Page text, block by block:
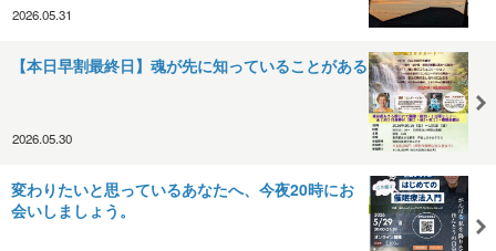
2026.05.31
【本日早割最終日】魂が先に知っていることがある
2026.05.30
変わりたいと思っているあなたへ、今夜20時にお
会いしましょう。